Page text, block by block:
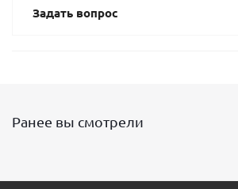
Задать вопрос
Ранее вы смотрели